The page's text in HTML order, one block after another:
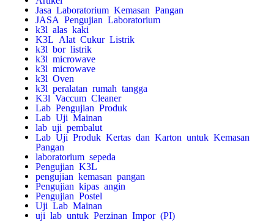
Jasa Laboratorium Kemasan Pangan
JASA Pengujian Laboratorium
k3l alas kaki
K3L Alat Cukur Listrik
k3l bor listrik
k3l microwave
k3l microwave
k3l Oven
k3l peralatan rumah tangga
K3l Vaccum Cleaner
Lab Pengujian Produk
Lab Uji Mainan
lab uji pembalut
Lab Uji Produk Kertas dan Karton untuk Kemasan
Pangan
laboratorium sepeda
Pengujian K3L
pengujian kemasan pangan
Pengujian kipas angin
Pengujian Postel
Uji Lab Mainan
uji lab untuk Perzinan Impor (PI)